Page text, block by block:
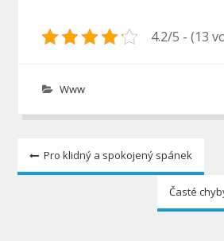
4.2/5 - (13
Www
Navigace
pro
Pro klidný a spokojený spánek
Časté